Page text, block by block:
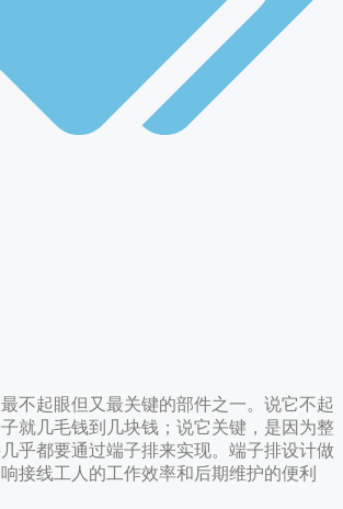
不起眼但又最关键的部件之一。说它不起
就几毛钱到几块钱；说它关键，是因为整
乎都要通过端子排来实现。端子排设计做
接线工人的工作效率和后期维护的便利